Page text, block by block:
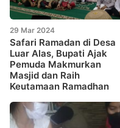
29 Mar 2024
Safari Ramadan di Desa
Luar Alas, Bupati Ajak
Pemuda Makmurkan
Masjid dan Raih
Keutamaan Ramadhan